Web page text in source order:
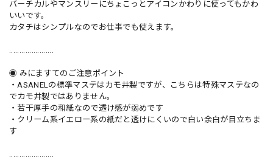
バーチカルやマンスリーにちょこっとアイコンかわりに使ってもかわ
いいです。
カタチはシンプルなのでお仕事でも使えます。
......................
◉ みにますてのご注意ポイント
・ASANELの標準マステはカモ井製ですが、こちらは特殊マステなの
でカモ井製ではありません。
・若干厚手の和紙なので透け感が弱めです
・クリーム系イエロー系の紙だと透けにくいので白い余白が目立ちま
す
......................